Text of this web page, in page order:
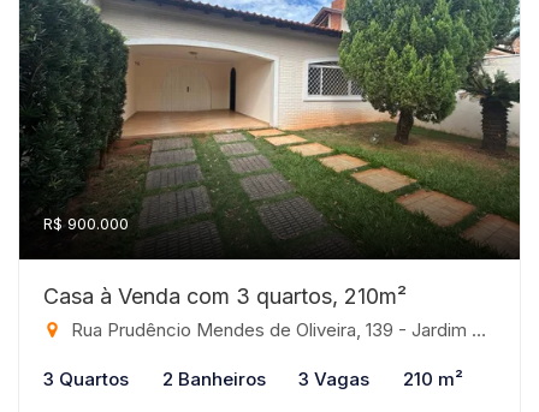
R$ 900.000
Casa à Venda com 3 quartos, 210m²
Rua Prudêncio Mendes de Oliveira, 139 - Jardim Vivendas, São José do Rio Preto-SP
3 Quartos 2 Banheiros 3 Vagas 210 m²